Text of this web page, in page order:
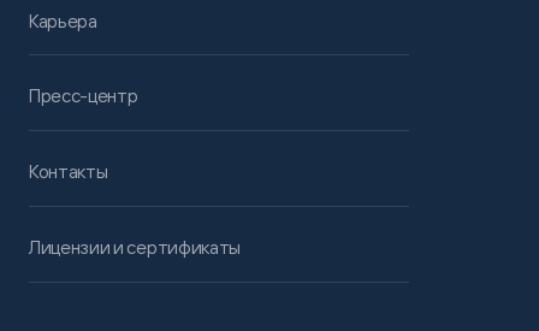
Карьера
Пресс-центр
Контакты
Лицензии и сертификаты